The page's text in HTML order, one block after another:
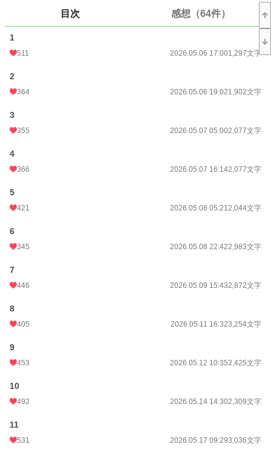
昼休みと放課後は、図書室で過ごすことが多いので、いつも何かと気にかけてく
れる司書のマッカートニーさんと、図書委員の優しい先輩達。
妹のリリアンは、本人に悪気は無いのだけど、嫌なことや自分が怒られそうにな
ると全て姉のファナに押し付ける。
いつも明るく甘えん坊のリリアンは顔もとても可愛らしく屋敷の中心で、使用人
たちも父親も甘やかして育てられた。
一方、ファナはいずれ婿を取り侯爵家を継がなければならないため、父親に厳し
た。
い男の子だった。
そう思っていたのに………
恋愛
お気に入り
24h.ポイント
文字数
初回公開日時
目次 感想（64件）
1
511 2026.05.06 17:001,297文字
2
364 2026.05.06 19:021,902文字
3
355 2026.05.07 05:002,077文字
4
366 2026.05.07 16:142,077文字
5
421 2026.05.08 05:212,044文字
6
345 2026.05.08 22:422,983文字
7
446 2026.05.09 15:432,872文字
8
405 2026.05.11 16:323,254文字
9
453 2026.05.12 10:352,425文字
10
492 2026.05.14 14:302,309文字
11
531 2026.05.17 09:293,036文字